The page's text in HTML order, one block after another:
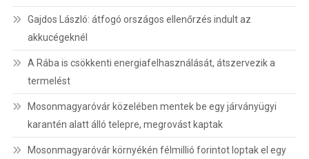
Gajdos László: átfogó országos ellenőrzés indult az
akkucégeknél
A Rába is csökkenti energiafelhasználását, átszervezik a
termelést
Mosonmagyaróvár közelében mentek be egy járványügyi
karantén alatt álló telepre, megrovást kaptak
Mosonmagyaróvár környékén félmillió forintot loptak el egy